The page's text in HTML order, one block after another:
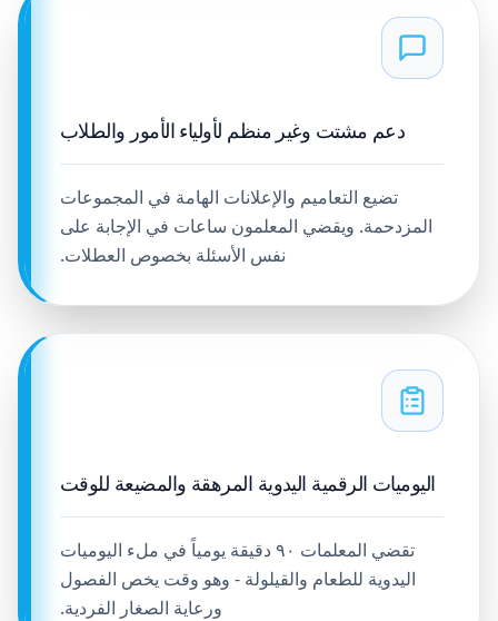
دعم مشتت وغير منظم لأولياء الأمور والطلاب
تضيع التعاميم والإعلانات الهامة في المجموعات
المزدحمة. ويقضي المعلمون ساعات في الإجابة على
نفس الأسئلة بخصوص العطلات.
اليوميات الرقمية اليدوية المرهقة والمضيعة للوقت
تقضي المعلمات ٩٠ دقيقة يومياً في ملء اليوميات
اليدوية للطعام والقيلولة - وهو وقت يخص الفصول
ورعاية الصغار الفردية.